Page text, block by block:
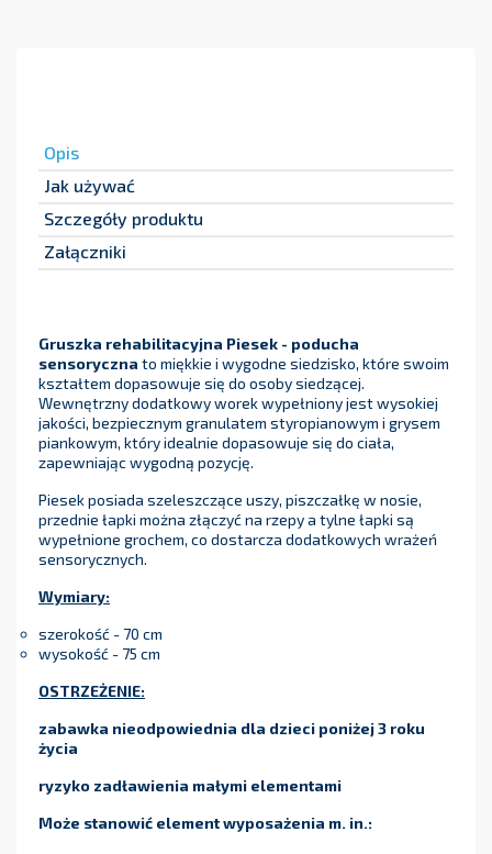
Opis
Jak używać
Szczegóły produktu
Załączniki
Gruszka rehabilitacyjna Piesek - poducha
sensoryczna to miękkie i wygodne siedzisko, które swoim
kształtem dopasowuje się do osoby siedzącej.
Wewnętrzny dodatkowy worek wypełniony jest wysokiej
jakości, bezpiecznym granulatem styropianowym i grysem
piankowym, który idealnie dopasowuje się do ciała,
zapewniając wygodną pozycję.
Piesek posiada szeleszczące uszy, piszczałkę w nosie,
przednie łapki można złączyć na rzepy a tylne łapki są
wypełnione grochem, co dostarcza dodatkowych wrażeń
sensorycznych.
Wymiary:
szerokość - 70 cm
wysokość - 75 cm
OSTRZEŻENIE:
zabawka nieodpowiednia dla dzieci poniżej 3 roku
życia
ryzyko zadławienia małymi elementami
Może stanowić element wyposażenia m. in.: